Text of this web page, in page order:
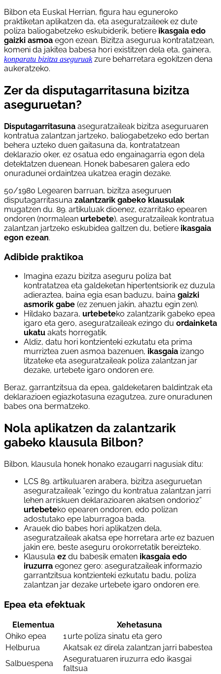
Bilbon eta Euskal Herrian, figura hau eguneroko
praktiketan aplikatzen da, eta aseguratzaileek ez dute
poliza baliogabetzeko eskubiderik, betiere ikasgaia edo
gaizki asmoa egon ezean. Bizitza asegurua kontratatzean,
komeni da jakitea babesa hori existitzen dela eta, gainera,
konparatu bizitza aseguruakzure beharretara egokitzen dena
aukeratzeko.
Zer da disputagarritasuna bizitza
aseguruetan?
Disputagarritasuna aseguratzaileak bizitza aseguruaren
kontratua zalantzan jartzeko, baliogabetzeko edo bertan
behera uzteko duen gaitasuna da, kontratatzean
deklarazio oker, ez osatua edo engainagarria egon dela
detektatzen duenean. Honek babesaren galera edo
onuradunei ordaintzea ukatzea eragin dezake.
50/1980 Legearen barruan, bizitza aseguruen
disputagarritasuna zalantzarik gabeko klausulak
mugatzen du. 89. artikuluak dioenez, ezarritako epearen
ondoren (normalean urtebete), aseguratzaileak kontratua
zalantzan jartzeko eskubidea galtzen du, betiere ikasgaia
egon ezean.
Adibide praktikoa
Imagina ezazu bizitza aseguru poliza bat
kontratatzea eta galdeketan hipertentsiorik ez duzula
adieraztea, baina egia esan baduzu, baina gaizki
asmorik gabe (ez zenuen jakin, ahaztu egin zen).
Hildako bazara, urtebeteko zalantzarik gabeko epea
igaro eta gero, aseguratzaileak ezingo du ordainketa
ukatu akats horregatik.
Aldiz, datu hori kontzienteki ezkutatu eta prima
murriztea zuen asmoa bazenuen, ikasgaia izango
litzateke eta aseguratzaileak poliza zalantzan jar
dezake, urtebete igaro ondoren ere.
Beraz, garrantzitsua da epea, galdeketaren baldintzak eta
deklarazioen egiazkotasuna ezagutzea, zure onuradunen
babes ona bermatzeko.
Nola aplikatzen da zalantzarik
gabeko klausula Bilbon?
Bilbon, klausula honek honako ezaugarri nagusiak ditu:
LCS 89. artikuluaren arabera, bizitza aseguruetan
aseguratzaileak “ezingo du kontratua zalantzan jarri
lehen arriskuen deklarazioaren akatsen ondorioz”
urtebeteko epearen ondoren, edo polizan
adostutako epe laburragoa bada.
Arauek dio babes hori aplikatzen dela,
aseguratzaileak akatsa epe horretara arte ez bazuen
jakin ere, beste aseguru orokorretatik bereizteko.
Klausula ez du babesik ematen ikasgaia edo
iruzurra egonez gero: aseguratzaileak informazio
garrantzitsua kontzienteki ezkutatu badu, poliza
zalantzan jar dezake urtebete igaro ondoren ere.
Epea eta efektuak
Elementua
Xehetasuna
Ohiko epea
1 urte poliza sinatu eta gero
Helburua
Akatsak ez direla zalantzan jarri babestea
Salbuespena
Aseguratuaren iruzurra edo ikasgai
faltsua